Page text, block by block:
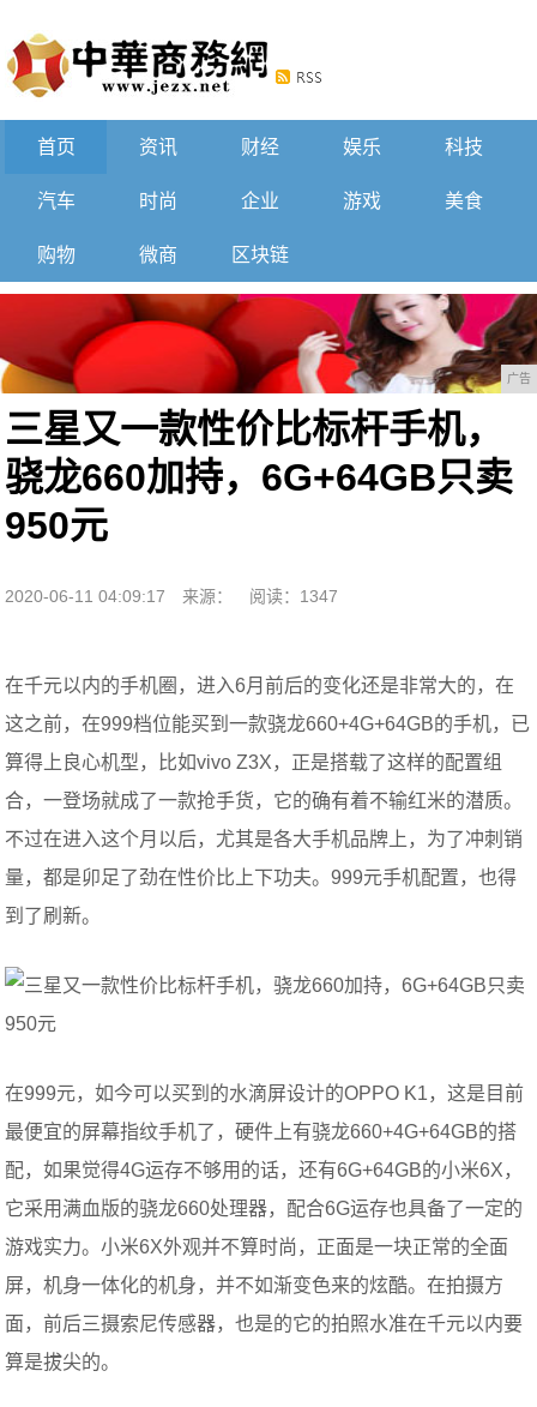
首页 资讯 财经 娱乐 科技
汽车 时尚 企业 游戏 美食
购物 微商 区块链
广告
三星又一款性价比标杆手机，
骁龙660加持，6G+64GB只卖
950元
2020-06-11 04:09:17 来源： 阅读：1347
在千元以内的手机圈，进入6月前后的变化还是非常大的，在
这之前，在999档位能买到一款骁龙660+4G+64GB的手机，已
算得上良心机型，比如vivo Z3X，正是搭载了这样的配置组
合，一登场就成了一款抢手货，它的确有着不输红米的潜质。
不过在进入这个月以后，尤其是各大手机品牌上，为了冲刺销
量，都是卯足了劲在性价比上下功夫。999元手机配置，也得
到了刷新。
在999元，如今可以买到的水滴屏设计的OPPO K1，这是目前
最便宜的屏幕指纹手机了，硬件上有骁龙660+4G+64GB的搭
配，如果觉得4G运存不够用的话，还有6G+64GB的小米6X，
它采用满血版的骁龙660处理器，配合6G运存也具备了一定的
游戏实力。小米6X外观并不算时尚，正面是一块正常的全面
屏，机身一体化的机身，并不如渐变色来的炫酷。在拍摄方
面，前后三摄索尼传感器，也是的它的拍照水准在千元以内要
算是拔尖的。